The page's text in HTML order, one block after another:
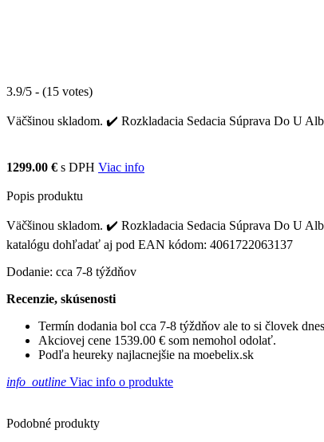
3.9/5 - (15 votes)
Väčšinou skladom. ✔️ Rozkladacia Sedacia Súprava Do U
1299.00 € s DPH Viac info
Popis produktu
Väčšinou skladom. ✔️ Rozkladacia Sedacia Súprava Do U
katalógu dohľadať aj pod EAN kódom: 4061722063137
Dodanie: cca 7-8 týždňov
Recenzie, skúsenosti
Termín dodania bol cca 7-8 týždňov ale to si človek
Akciovej cene 1539.00 € som nemohol odolať.
Podľa heureky najlacnejšie na moebelix.sk
info_outline Viac info o produkte
Podobné produkty